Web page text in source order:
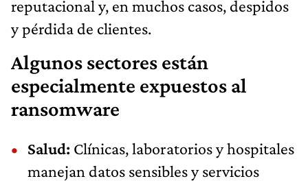
reputacional y, en muchos casos, despidos
y pérdida de clientes.
Algunos sectores están
especialmente expuestos al
ransomware
Salud: Clínicas, laboratorios y hospitales
manejan datos sensibles y servicios